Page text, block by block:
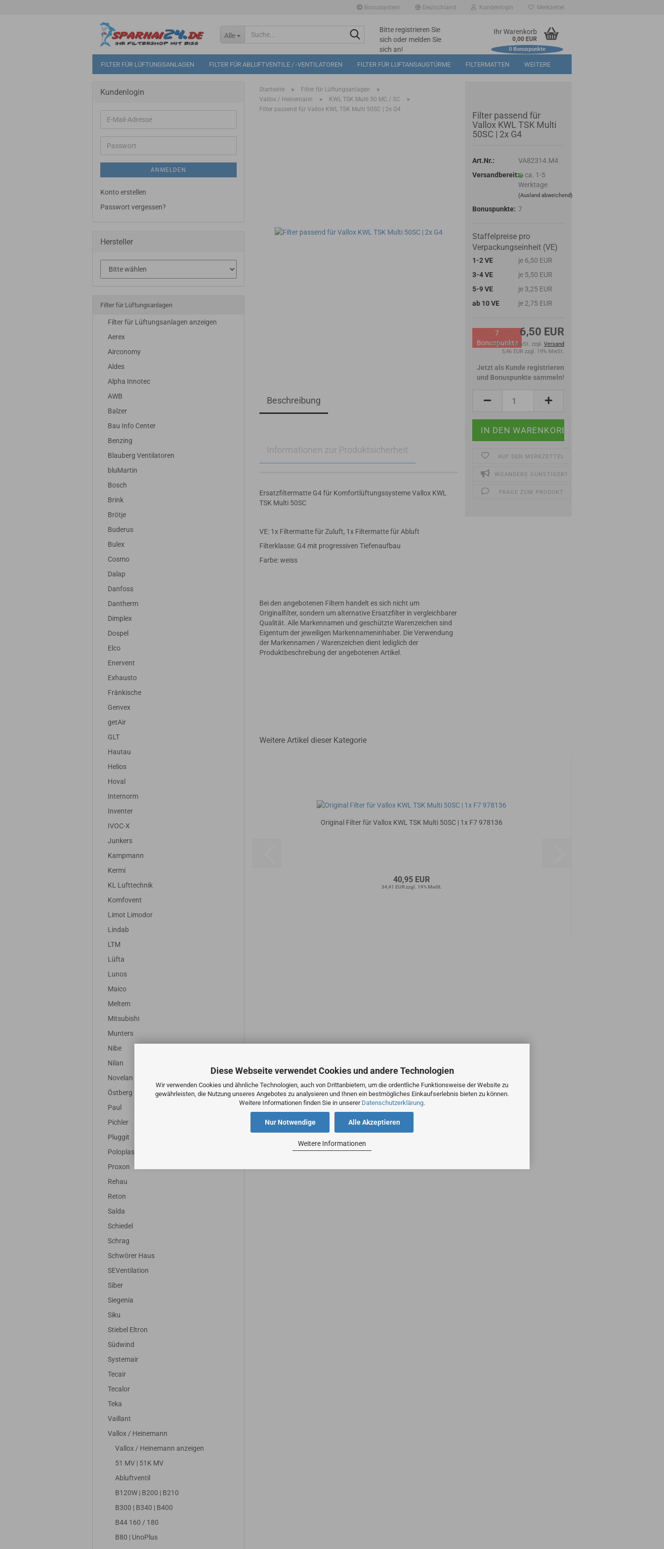
Diese Webseite verwendet Cookies und andere Technologien
Wir verwenden Cookies und ähnliche Technologien, auch von Drittanbietern, um die ordentliche Funktionsweise der Website zu
gewährleisten, die Nutzung unseres Angebotes zu analysieren und Ihnen ein bestmögliches Einkaufserlebnis bieten zu können.
Weitere Informationen finden Sie in unserer Datenschutzerklärung.
Alle Akzeptieren
Nur Notwendige
Weitere Informationen
Bonussystem Deutschland Kundenlogin Merkzettel
Alle
Suche...Bitte registrieren Sie
sich oder melden Sie
sich an!
Mögliche
Bonuspunkte im
Ihr Warenkorb
0,00 EUR
0Bonuspunkte
FILTER FÜR LÜFTUNGSANLAGEN FILTER FÜR ABLUFTVENTILE / -VENTILATOREN FILTER FÜR LUFTANSAUGTÜRME FILTERMATTEN WEITERE
Startseite » Filter für Lüftungsanlagen »
Vallox / Heinemann » KWL TSK Multi 50 MC / SC »
Filter passend für Vallox KWL TSK Multi 50SC | 2x G4
Filter passend für
Vallox KWL TSK Multi
50SC | 2x G4
Art.Nr.:
VA82314.M4
Versandbereit:
ca. 1-5
Werktage
(Ausland abweichend)
Bonuspunkte: 7
Staffelpreise pro
Verpackungseinheit (VE)
1-2 VE
je 6,50 EUR
3-4 VE
je 5,50 EUR
5-9 VE
je 3,25 EUR
ab 10 VE
je 2,75 EUR
6,50 EUR
inkl. 19% MwSt. zzgl. Versand
5,46 EUR zzgl. 19% MwSt.
7
Bonuspunkte
Jetzt als Kunde registrieren
und Bonuspunkte sammeln!
AUF DEN MERKZETTEL
WOANDERS GÜNSTIGER?
FRAGE ZUM PRODUKT
Beschreibung
Informationen zur Produktsicherheit
Ersatzfiltermatte G4 für Komfortlüftungssysteme Vallox KWL
TSK Multi 50SC
VE: 1x Filtermatte für Zuluft, 1x Filtermatte für Abluft
Filterklasse: G4 mit progressiven Tiefenaufbau
Farbe: weiss
Bei den angebotenen Filtern handelt es sich nicht um
Originalfilter, sondern um alternative Ersatzfilter in vergleichbarer
Qualität. Alle Markennamen und geschützte Warenzeichen sind
Eigentum der jeweiligen Markennameninhaber. Die Verwendung
der Markennamen / Warenzeichen dient lediglich der
Produktbeschreibung der angebotenen Artikel.
Weitere Artikel dieser Kategorie
Original Filter für Vallox KWL TSK Multi 50SC | 1x F7 978136
40,95 EUR
34,41 EUR zzgl. 19% MwSt.
Kundenlogin
E-
Mail-
Adresse
Passwort
ANMELDEN
Konto erstellen
Passwort vergessen?
Hersteller
Filter für Lüftungsanlagen
Filter für Lüftungsanlagen anzeigen
Aerex
Airconomy
Aldes
Alpha Innotec
AWB
Balzer
Bau Info Center
Benzing
Blauberg Ventilatoren
bluMartin
Bosch
Brink
Brötje
Buderus
Bulex
Cosmo
Dalap
Danfoss
Dantherm
Dimplex
Dospel
Elco
Enervent
Exhausto
Fränkische
Genvex
getAir
GLT
Hautau
Helios
Hoval
Internorm
Inventer
IVOC-X
Junkers
Kampmann
Kermi
KL Lufttechnik
Komfovent
Limot Limodor
Lindab
LTM
Lüfta
Lunos
Maico
Meltem
Mitsubishi
Munters
Nibe
Nilan
Novelan
Östberg
Paul
Pichler
Pluggit
Poloplast
Proxon
Rehau
Reton
Salda
Schiedel
Schrag
Schwörer Haus
SEVentilation
Siber
Siegenia
Siku
Stiebel Eltron
Südwind
Systemair
Tecair
Tecalor
Teka
Vaillant
Vallox / Heinemann
Vallox / Heinemann anzeigen
51 MV | 51K MV
Abluftventil
B120W | B200 | B210
B300 | B340 | B400
B44 160 / 180
B80 | UnoPlus